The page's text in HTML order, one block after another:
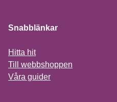
Snabblänkar
Hitta hit
Till webbshoppen
Våra guider